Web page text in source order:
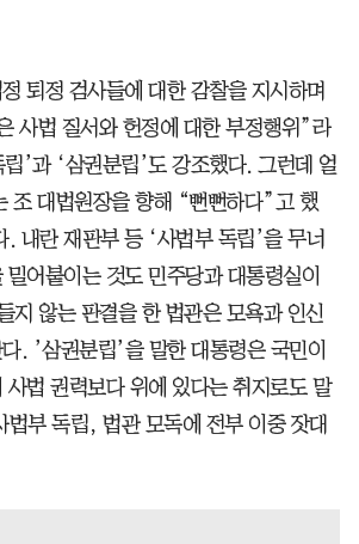
퇴정 검사들에 대한 감찰을 지시하며
사법 질서와 헌정에 대한 부정행위”라
’과 ‘삼권분립’도 강조했다. 그런데 얼
조 대법원장을 향해 “뻔뻔하다”고 했
내란 재판부 등 ‘사법부 독립’을 무너
어붙이는 것도 민주당과 대통령실이
지 않는 판결을 한 법관은 모욕과 인신
. ’삼권분립’을 말한 대통령은 국민이
사법 권력보다 위에 있다는 취지로도 말
법부 독립, 법관 모독에 전부 이중 잣대